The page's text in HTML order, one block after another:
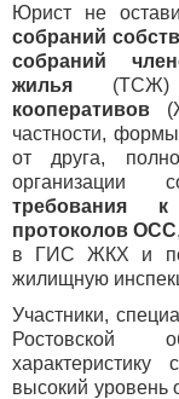
Юрист не
собраний
собраний
жилья
кооперативов
частности,
от друга,
организации
требования
протоколов ОСС
в ГИС ЖКХ и
жилищную
Участники,
Ростовской
высокий уровень